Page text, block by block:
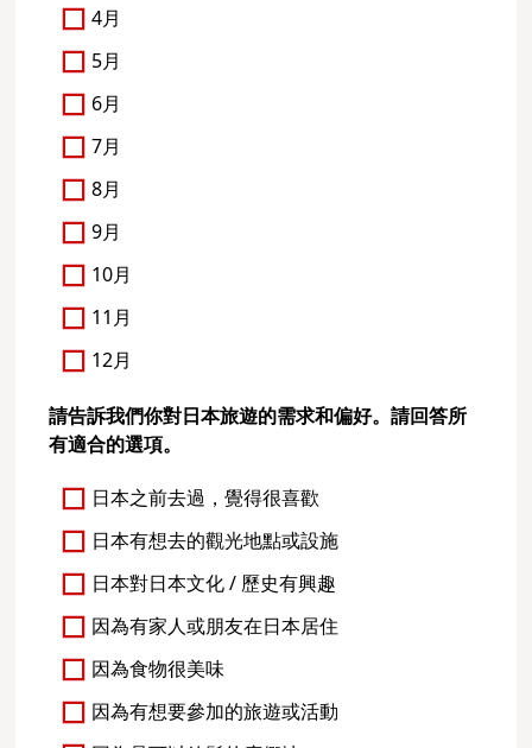
4月
5月
6月
7月
8月
9月
10月
11月
12月
請告訴我們你對日本旅遊的需求和偏好。請回答所
有適合的選項。
日本之前去過，覺得很喜歡
日本有想去的觀光地點或設施
日本對日本文化 / 歷史有興趣
因為有家人或朋友在日本居住
因為食物很美味
因為有想要參加的旅遊或活動